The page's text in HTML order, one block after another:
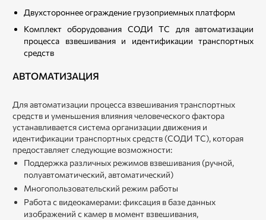
Двухстороннее ограждение грузоприемных платформ
Комплект оборудования СОДИ ТС для автоматизации
процесса взвешивания и идентификации транспортных
средств
АВТОМАТИЗАЦИЯ
Для автоматизации процесса взвешивания транспортных
средств и уменьшения влияния человеческого фактора
устанавливается система организации движения и
идентификации транспортных средств (СОДИ ТС), которая
предоставляет следующие возможности:
Поддержка различных режимов взвешивания (ручной,
полуавтоматический, автоматический)
Многопользовательский режим работы
Работа с видеокамерами: фиксация в базе данных
изображений с камер в момент взвешивания,